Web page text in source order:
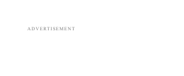
ADVERTISEMENT